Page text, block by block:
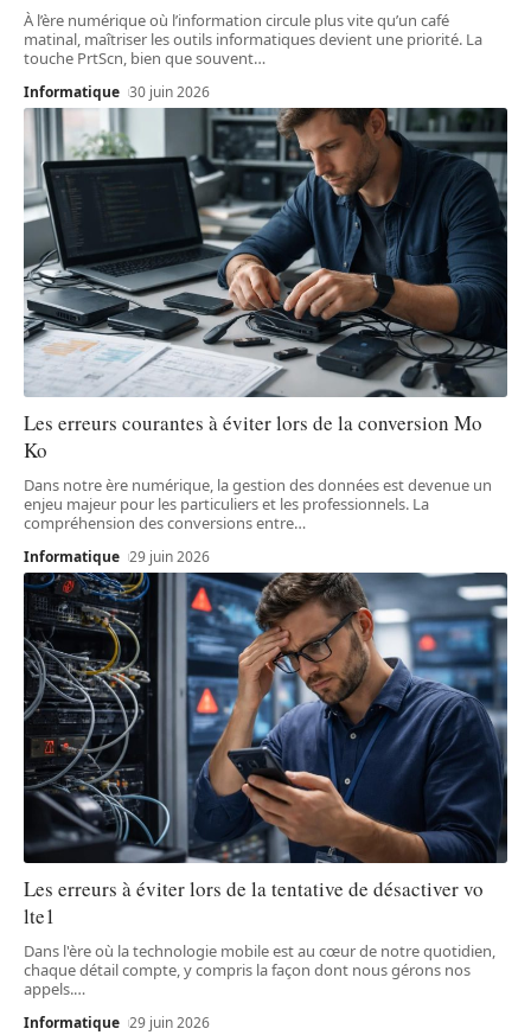
À l’ère numérique où l’information circule plus vite qu’un café
matinal, maîtriser les outils informatiques devient une priorité. La
touche PrtScn, bien que souvent…
Informatique 30 juin 2026
Les erreurs courantes à éviter lors de la conversion Mo
Ko
Dans notre ère numérique, la gestion des données est devenue un
enjeu majeur pour les particuliers et les professionnels. La
compréhension des conversions entre…
Informatique 29 juin 2026
Les erreurs à éviter lors de la tentative de désactiver vo
lte1
Dans l'ère où la technologie mobile est au cœur de notre quotidien,
chaque détail compte, y compris la façon dont nous gérons nos
appels.…
Informatique 29 juin 2026